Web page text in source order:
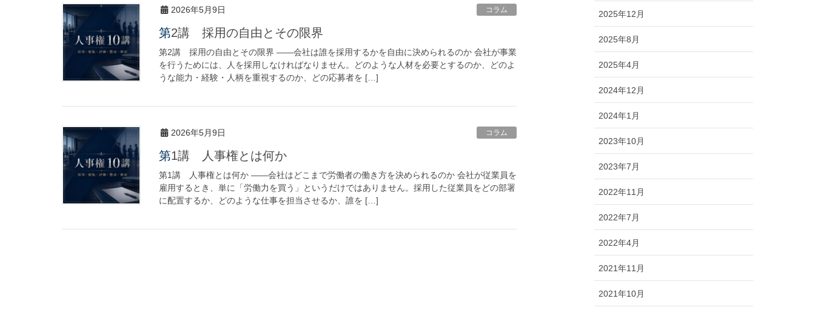
2026年5月9日 コラム
第2講 採用の自由とその限界
第2講 採用の自由とその限界 ――会社は誰を採用するかを自由に決められるのか 会社が事業
を行うためには、人を採用しなければなりません。どのような人材を必要とするのか、どのよ
うな能力・経験・人柄を重視するのか、どの応募者を […]
2026年5月9日 コラム
第1講 人事権とは何か
第1講 人事権とは何か ――会社はどこまで労働者の働き方を決められるのか 会社が従業員を
雇用するとき、単に「労働力を買う」というだけではありません。採用した従業員をどの部署
に配置するか、どのような仕事を担当させるか、誰を […]
2025年12月
2025年8月
2025年4月
2024年12月
2024年1月
2023年10月
2023年7月
2022年11月
2022年7月
2022年4月
2021年11月
2021年10月